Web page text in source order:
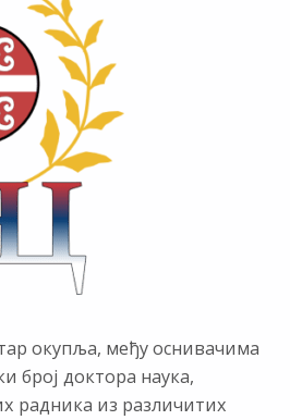
окупља, међу оснивачима
број доктора наука,
радника из различитих